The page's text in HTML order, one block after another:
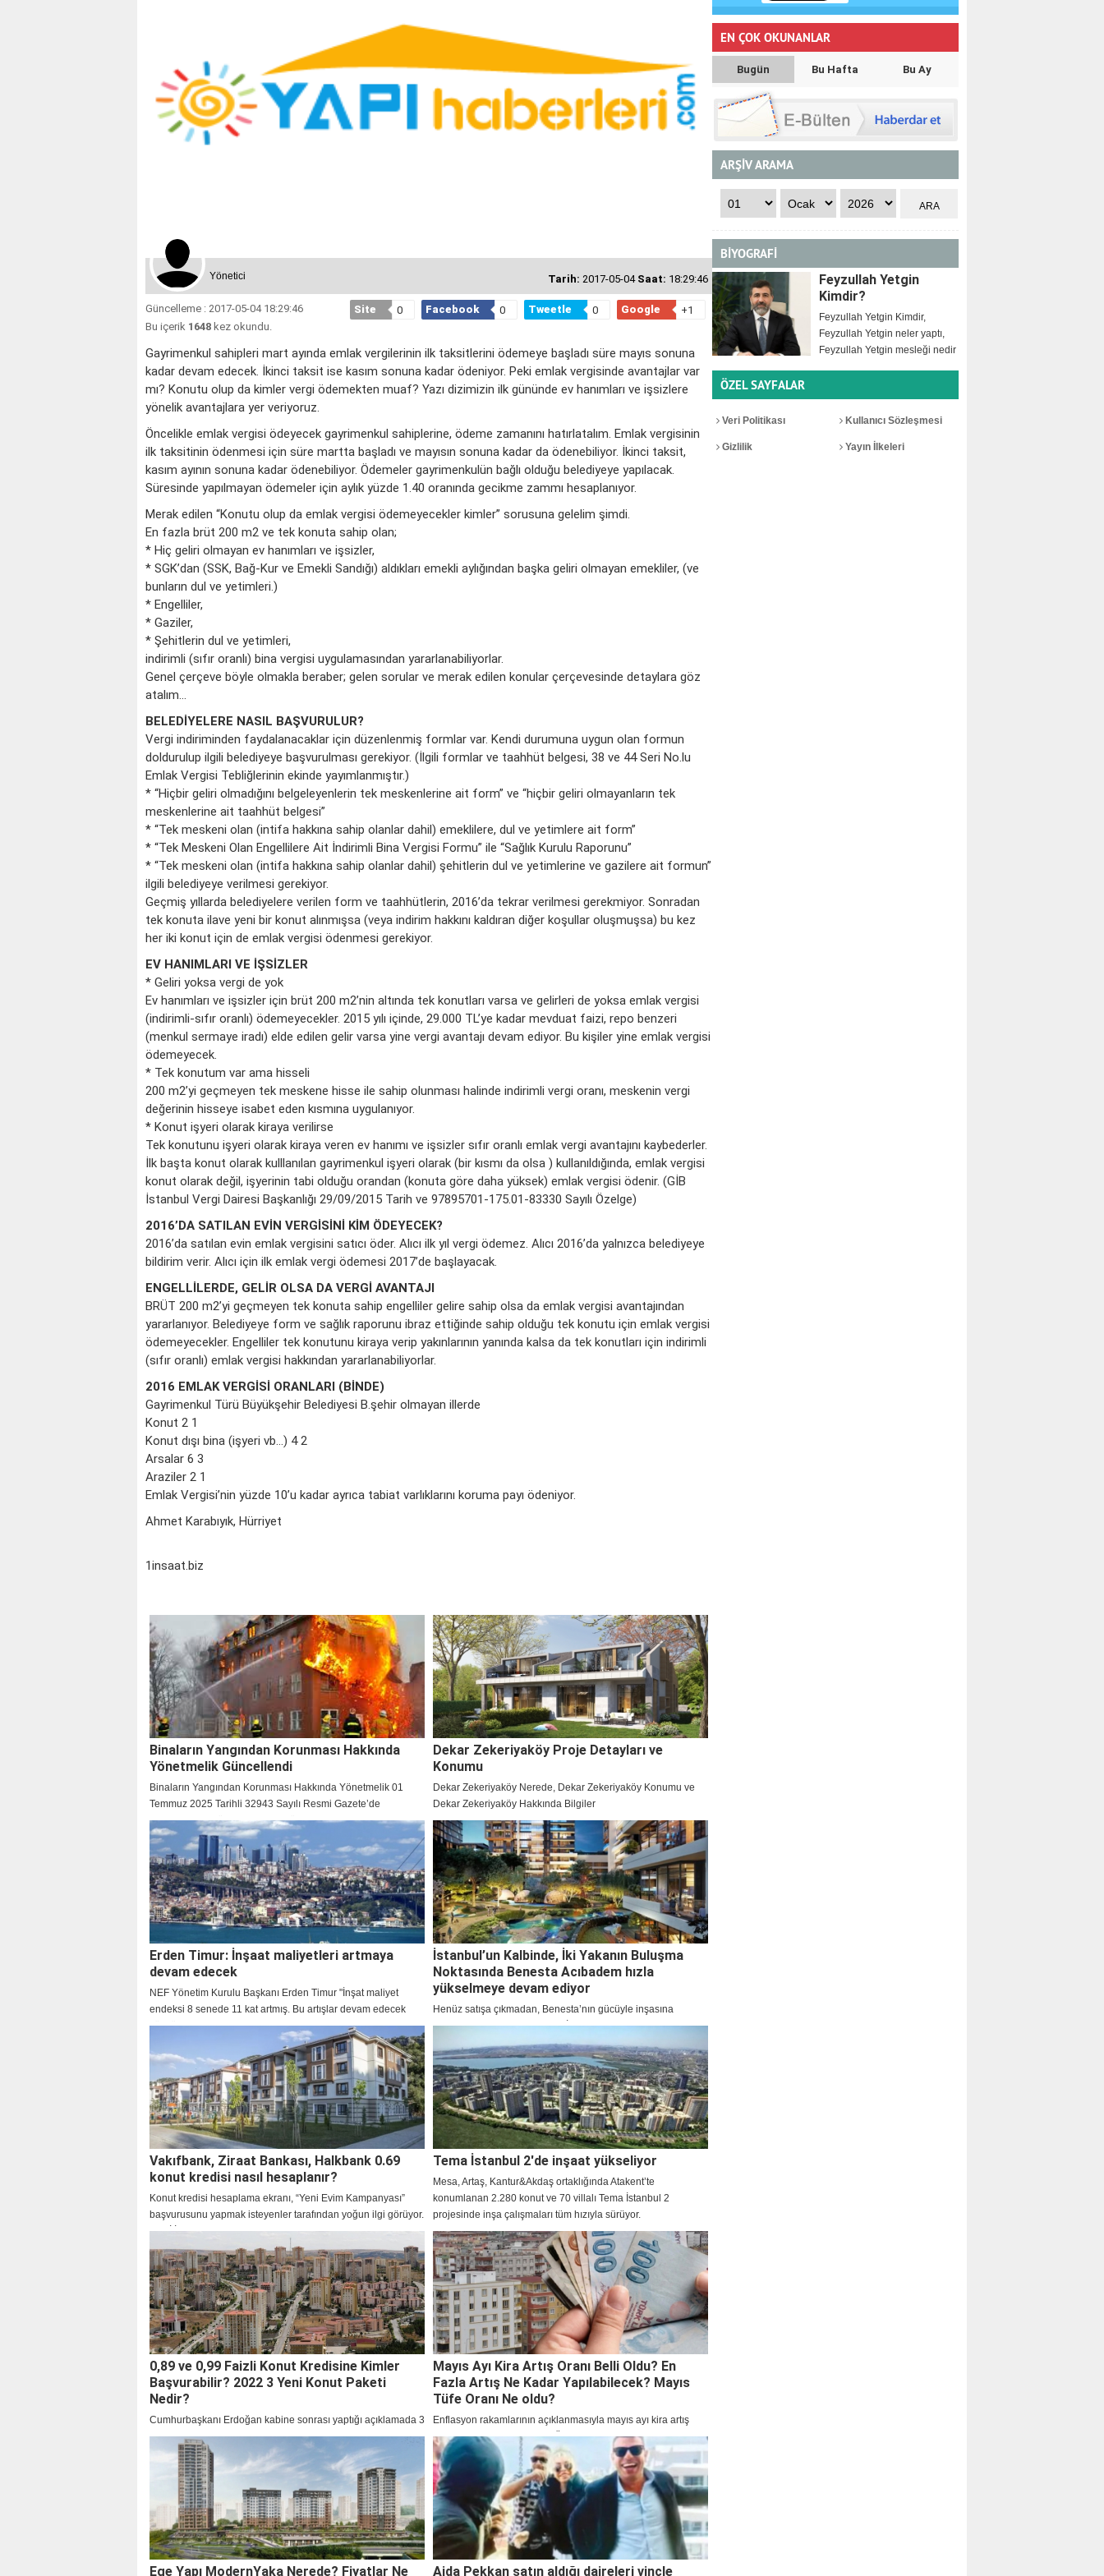
Yönetici Tarih: 2017-05-04 Saat: 18:29:46
Güncelleme : 2017-05-04 18:29:46
Bu içerik 1648 kez okundu.
Site 0 Facebook 0 Tweetle 0 Google +1
Gayrimenkul sahipleri mart ayında emlak vergilerinin ilk taksitlerini ödemeye başladı süre mayıs sonuna
kadar devam edecek. İkinci taksit ise kasım sonuna kadar ödeniyor. Peki emlak vergisinde avantajlar var
mı? Konutu olup da kimler vergi ödemekten muaf? Yazı dizimizin ilk gününde ev hanımları ve işsizlere
yönelik avantajlara yer veriyoruz.
Öncelikle emlak vergisi ödeyecek gayrimenkul sahiplerine, ödeme zamanını hatırlatalım. Emlak vergisinin
ilk taksitinin ödenmesi için süre martta başladı ve mayısın sonuna kadar da ödenebiliyor. İkinci taksit,
kasım ayının sonuna kadar ödenebiliyor. Ödemeler gayrimenkulün bağlı olduğu belediyeye yapılacak.
Süresinde yapılmayan ödemeler için aylık yüzde 1.40 oranında gecikme zammı hesaplanıyor.
Merak edilen “Konutu olup da emlak vergisi ödemeyecekler kimler” sorusuna gelelim şimdi.
En fazla brüt 200 m2 ve tek konuta sahip olan;
* Hiç geliri olmayan ev hanımları ve işsizler,
* SGK’dan (SSK, Bağ-Kur ve Emekli Sandığı) aldıkları emekli aylığından başka geliri olmayan emekliler, (ve
bunların dul ve yetimleri.)
* Engelliler,
* Gaziler,
* Şehitlerin dul ve yetimleri,
indirimli (sıfır oranlı) bina vergisi uygulamasından yararlanabiliyorlar.
Genel çerçeve böyle olmakla beraber; gelen sorular ve merak edilen konular çerçevesinde detaylara göz
atalım…
BELEDİYELERE NASIL BAŞVURULUR?
Vergi indiriminden faydalanacaklar için düzenlenmiş formlar var. Kendi durumuna uygun olan formun
doldurulup ilgili belediyeye başvurulması gerekiyor. (İlgili formlar ve taahhüt belgesi, 38 ve 44 Seri No.lu
Emlak Vergisi Tebliğlerinin ekinde yayımlanmıştır.)
* “Hiçbir geliri olmadığını belgeleyenlerin tek meskenlerine ait form” ve “hiçbir geliri olmayanların tek
meskenlerine ait taahhüt belgesi”
* “Tek meskeni olan (intifa hakkına sahip olanlar dahil) emeklilere, dul ve yetimlere ait form”
* “Tek Meskeni Olan Engellilere Ait İndirimli Bina Vergisi Formu” ile “Sağlık Kurulu Raporunu”
* “Tek meskeni olan (intifa hakkına sahip olanlar dahil) şehitlerin dul ve yetimlerine ve gazilere ait formun”
ilgili belediyeye verilmesi gerekiyor.
Geçmiş yıllarda belediyelere verilen form ve taahhütlerin, 2016’da tekrar verilmesi gerekmiyor. Sonradan
tek konuta ilave yeni bir konut alınmışsa (veya indirim hakkını kaldıran diğer koşullar oluşmuşsa) bu kez
her iki konut için de emlak vergisi ödenmesi gerekiyor.
EV HANIMLARI VE İŞSİZLER
* Geliri yoksa vergi de yok
Ev hanımları ve işsizler için brüt 200 m2’nin altında tek konutları varsa ve gelirleri de yoksa emlak vergisi
(indirimli-sıfır oranlı) ödemeyecekler. 2015 yılı içinde, 29.000 TL’ye kadar mevduat faizi, repo benzeri
(menkul sermaye iradı) elde edilen gelir varsa yine vergi avantajı devam ediyor. Bu kişiler yine emlak vergisi
ödemeyecek.
* Tek konutum var ama hisseli
200 m2’yi geçmeyen tek meskene hisse ile sahip olunması halinde indirimli vergi oranı, meskenin vergi
değerinin hisseye isabet eden kısmına uygulanıyor.
* Konut işyeri olarak kiraya verilirse
Tek konutunu işyeri olarak kiraya veren ev hanımı ve işsizler sıfır oranlı emlak vergi avantajını kaybederler.
İlk başta konut olarak kulllanılan gayrimenkul işyeri olarak (bir kısmı da olsa ) kullanıldığında, emlak vergisi
konut olarak değil, işyerinin tabi olduğu orandan (konuta göre daha yüksek) emlak vergisi ödenir. (GİB
İstanbul Vergi Dairesi Başkanlığı 29/09/2015 Tarih ve 97895701-175.01-83330 Sayılı Özelge)
2016’DA SATILAN EVİN VERGİSİNİ KİM ÖDEYECEK?
2016’da satılan evin emlak vergisini satıcı öder. Alıcı ilk yıl vergi ödemez. Alıcı 2016’da yalnızca belediyeye
bildirim verir. Alıcı için ilk emlak vergi ödemesi 2017’de başlayacak.
ENGELLİLERDE, GELİR OLSA DA VERGİ AVANTAJI
BRÜT 200 m2’yi geçmeyen tek konuta sahip engelliler gelire sahip olsa da emlak vergisi avantajından
yararlanıyor. Belediyeye form ve sağlık raporunu ibraz ettiğinde sahip olduğu tek konutu için emlak vergisi
ödemeyecekler. Engelliler tek konutunu kiraya verip yakınlarının yanında kalsa da tek konutları için indirimli
(sıfır oranlı) emlak vergisi hakkından yararlanabiliyorlar.
2016 EMLAK VERGİSİ ORANLARI (BİNDE)
Gayrimenkul Türü Büyükşehir Belediyesi B.şehir olmayan illerde
Konut 2 1
Konut dışı bina (işyeri vb…) 4 2
Arsalar 6 3
Araziler 2 1
Emlak Vergisi’nin yüzde 10’u kadar ayrıca tabiat varlıklarını koruma payı ödeniyor.
Ahmet Karabıyık, Hürriyet
1insaat.biz
Binaların Yangından Korunması Hakkında
Yönetmelik Güncellendi
Binaların Yangından Korunması Hakkında Yönetmelik 01
Temmuz 2025 Tarihli 32943 Sayılı Resmi Gazete’de
yayımlanarak güncellendi. Bu güncelleme ile ilgili
yönetmeliğe aşağıdaki madde eklendi:
Dekar Zekeriyaköy Proje Detayları ve
Konumu
Dekar Zekeriyaköy Nerede, Dekar Zekeriyaköy Konumu ve
Dekar Zekeriyaköy Hakkında Bilgiler
Erden Timur: İnşaat maliyetleri artmaya
devam edecek
NEF Yönetim Kurulu Başkanı Erden Timur "İnşat maliyet
endeksi 8 senede 11 kat artmış. Bu artışlar devam edecek
çünkü enflasyon artıyor. Tabi maliyetler yatırımlara da
yansıyor, üretim azalıyor" dedi.
İstanbul’un Kalbinde, İki Yakanın Buluşma
Noktasında Benesta Acıbadem hızla
yükselmeye devam ediyor
Henüz satışa çıkmadan, Benesta’nın gücüyle inşasına
başlanan Benesta Acıbadem, İstanbul Anadolu ve Avrupa
yakasını birbirine bağlayan en değerli lokasyonlardan
Acıbadem’de yükseliyor. Benesta Acıbadem’de ön satış
dönemi devam ediyor.
Vakıfbank, Ziraat Bankası, Halkbank 0.69
konut kredisi nasıl hesaplanır?
Konut kredisi hesaplama ekranı, “Yeni Evim Kampanyası”
başvurusunu yapmak isteyenler tarafından yoğun ilgi görüyor.
TOKİ İlk Evim Kampanyasının ardından vatandaşlar
heyecanla orta gelirlilere yönelik düzenlenecek olan yeni
kampanyayı beklemeye başlamışlardı. Başvurular dün
başladı. Peki, konut kredisi nasıl hesaplanır? İşte 0.69 faizli
konut kredisi ödeme planı hakkında merak edilenler
Tema İstanbul 2'de inşaat yükseliyor
Mesa, Artaş, Kantur&Akdaş ortaklığında Atakent’te
konumlanan 2.280 konut ve 70 villalı Tema İstanbul 2
projesinde inşa çalışmaları tüm hızıyla sürüyor.
0,89 ve 0,99 Faizli Konut Kredisine Kimler
Başvurabilir? 2022 3 Yeni Konut Paketi
Nedir?
Cumhurbaşkanı Erdoğan kabine sonrası yaptığı açıklamada 3
yeni paket açıklamış ve herkes 0,89 Faizli Konut Kredisine
Kimler Başvurabilir? 0,99 Faizli Konut Kredisine Kimler
Başvurabilir? Sorularının yanıtını araştırmaya başladı.
Mayıs Ayı Kira Artış Oranı Belli Oldu? En
Fazla Artış Ne Kadar Yapılabilecek? Mayıs
Tüfe Oranı Ne oldu?
Enflasyon rakamlarının açıklanmasıyla mayıs ayı kira artış
oranı belli oldu. Kira artışı TÜFE’nin 12 aylık ortalaması baz
alınarak belirlenmekte olup Mayıs ayı kira artış oranı %34,46
oldu.
Ege Yapı ModernYaka Nerede? Fiyatlar Ne Ajda Pekkan satın aldığı daireleri vinçle
EN ÇOK OKUNANLAR
Bugün Bu Hafta Bu Ay
ARŞİV ARAMA
BİYOGRAFİ
Feyzullah Yetgin
Kimdir?
Feyzullah Yetgin Kimdir,
Feyzullah Yetgin neler yaptı,
Feyzullah Yetgin mesleği nedir
ÖZEL SAYFALAR
Veri Politikası Kullanıcı Sözleşmesi
Gizlilik Yayın İlkeleri